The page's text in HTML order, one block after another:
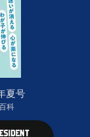
夏号
科